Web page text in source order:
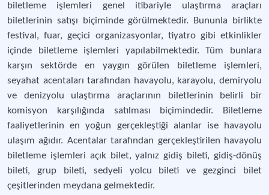
biletleme işlemleri genel itibariyle ulaştırma araçları
biletlerinin satışı biçiminde görülmektedir. Bununla birlikte
festival, fuar, geçici organizasyonlar, tiyatro gibi etkinlikler
içinde biletleme işlemleri yapılabilmektedir. Tüm bunlara
karşın sektörde en yaygın görülen biletleme işlemleri,
seyahat acentaları tarafından havayolu, karayolu, demiryolu
ve denizyolu ulaştırma araçlarının biletlerinin belirli bir
komisyon karşılığında satılması biçimindedir. Biletleme
faaliyetlerinin en yoğun gerçekleştiği alanlar ise havayolu
ulaşım ağıdır. Acentalar tarafından gerçekleştirilen havayolu
biletleme işlemleri açık bilet, yalnız gidiş bileti, gidiş-dönüş
bileti, grup bileti, sedyeli yolcu bileti ve gezginci bilet
çeşitlerinden meydana gelmektedir.